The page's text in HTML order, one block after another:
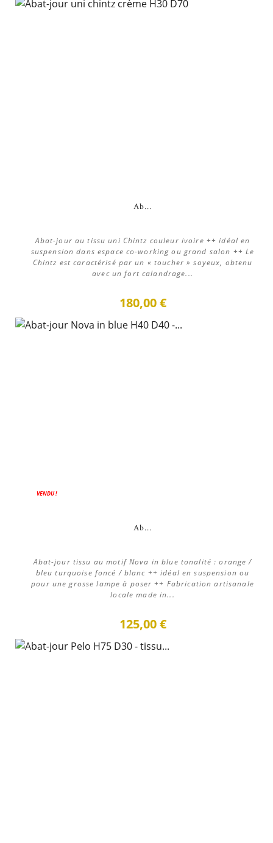
Ab...
Abat-jour au tissu uni Chintz couleur ivoire ++ idéal en
suspension dans espace co-working ou grand salon ++ Le
Chintz est caractérisé par un « toucher » soyeux, obtenu
avec un fort calandrage...
180,00 €
VENDU !
Ab...
Abat-jour tissu au motif Nova in blue tonalité : orange /
bleu turquoise foncé / blanc ++ idéal en suspension ou
pour une grosse lampe à poser ++ Fabrication artisanale
locale made in...
125,00 €